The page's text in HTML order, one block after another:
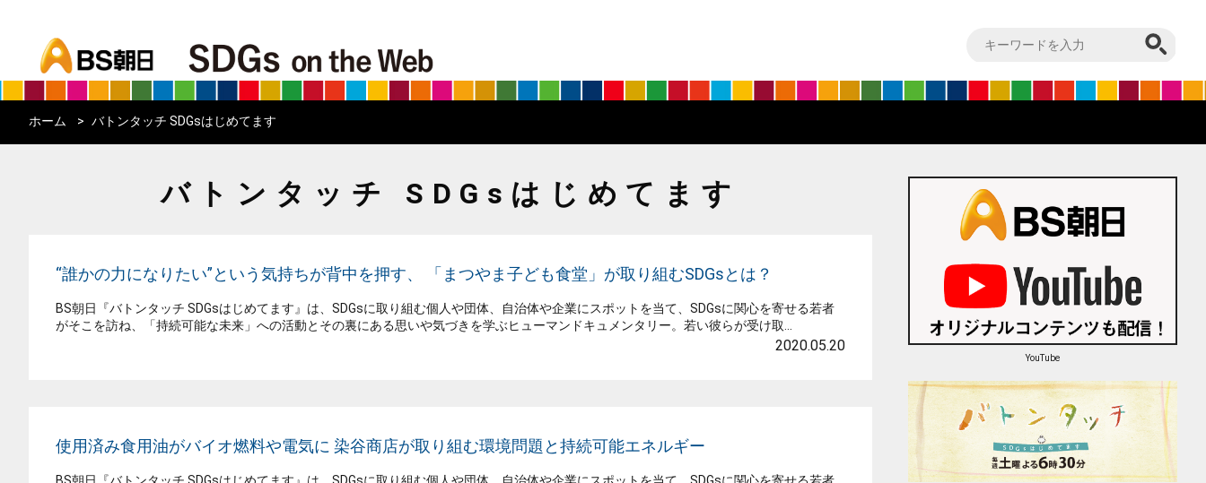
ホーム バトンタッチ SDGsはじめてます
バトンタッチ SDGsはじめてます
“誰かの力になりたい”という気持ちが背中を押す、 「まつやま子ども食堂」が取り組むSDGsとは？
BS朝日『バトンタッチ SDGsはじめてます』は、SDGsに取り組む個人や団体、自治体や企業にスポットを当て、SDGsに関心を寄せる若者
がそこを訪ね、「持続可能な未来」への活動とその裏にある思いや気づきを学ぶヒューマンドキュメンタリー。若い彼らが受け取...
2020.05.20
使用済み食用油がバイオ燃料や電気に 染谷商店が取り組む環境問題と持続可能エネルギー
YouTube